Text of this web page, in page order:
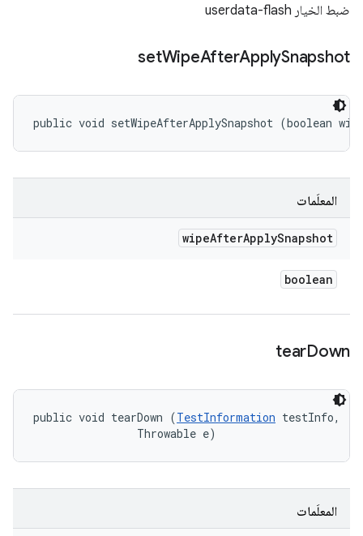
ضبط الخيار userdata-flash
setWipeAfterApplySnapshot
public void setWipeAfterApplySnapshot (boolean
المعلَمات
wipeAfterApplySnapshot
boolean
tearDown
public void tearDown (TestInformation testInfo,
                Throwable e)
المعلَمات